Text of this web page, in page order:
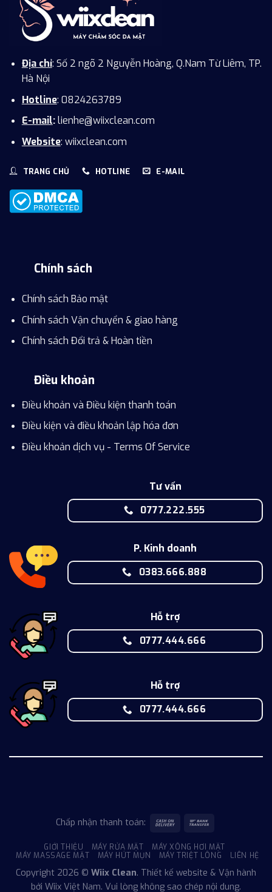
Địa chỉ: Số 2 ngõ 2 Nguyễn Hoàng, Q.Nam Từ Liêm, TP.
Hà Nội
Hotline: 0824263789
E-mail: lienhe@wiixclean.com
Website: wiixclean.com
TRANG CHỦ HOTLINE E-MAIL
Chính sách
Chính sách Bảo mật
Chính sách Vận chuyển & giao hàng
Chính sách Đổi trả & Hoàn tiền
Điều khoản
Điều khoản và Điều kiện thanh toán
Điều kiện và điều khoản lập hóa đơn
Điều khoản dịch vụ - Terms Of Service
Tư vấn
0777.222.555
P. Kinh doanh
0383.666.888
Hỗ trợ
0777.444.666
Hỗ trợ
0777.444.666
Chấp nhận thanh toán:
GIỚI THIỆU MÁY RỬA MẶT
MÁY XÔNG HƠI MẶT
MÁY MASSAGE MẶT
MÁY HÚT MỤN MÁY TRIỆT LÔNG LIÊN HỆ
Copyright 2026 © Wiix Clean. Thiết kế website & Vận hành
bởi Wiix Việt Nam. Vui lòng không sao chép nội dung.